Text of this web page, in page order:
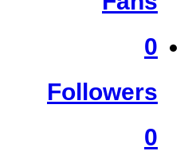
0
Followers
0